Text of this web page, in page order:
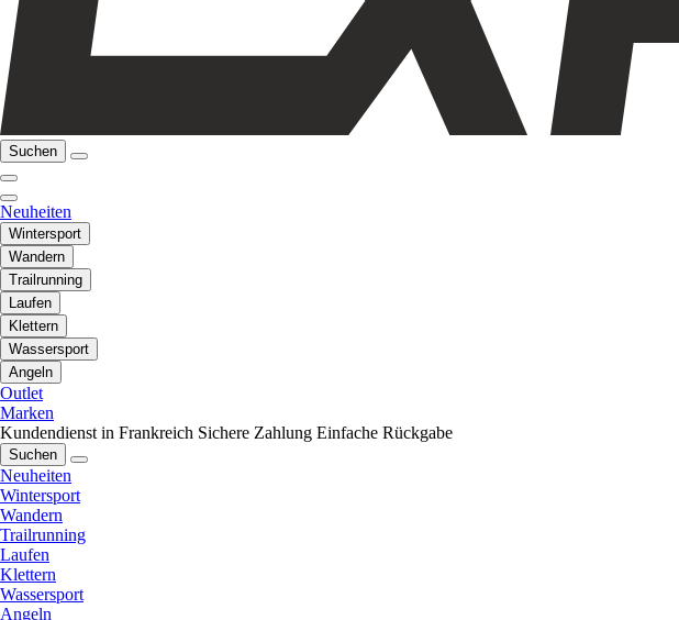
Suchen
Neuheiten
Wintersport
Wandern
Trailrunning
Laufen
Klettern
Wassersport
Angeln
Outlet
Marken
Kundendienst in Frankreich Sichere Zahlung Einfache Rückgabe
Suchen
Neuheiten
Wintersport
Wandern
Trailrunning
Laufen
Klettern
Wassersport
Angeln